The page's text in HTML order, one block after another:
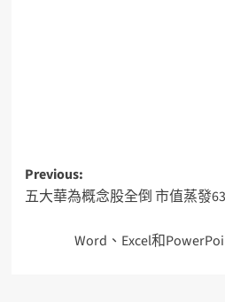
Previous:
五大華為概念股全倒 市值蒸發
Word、Excel和